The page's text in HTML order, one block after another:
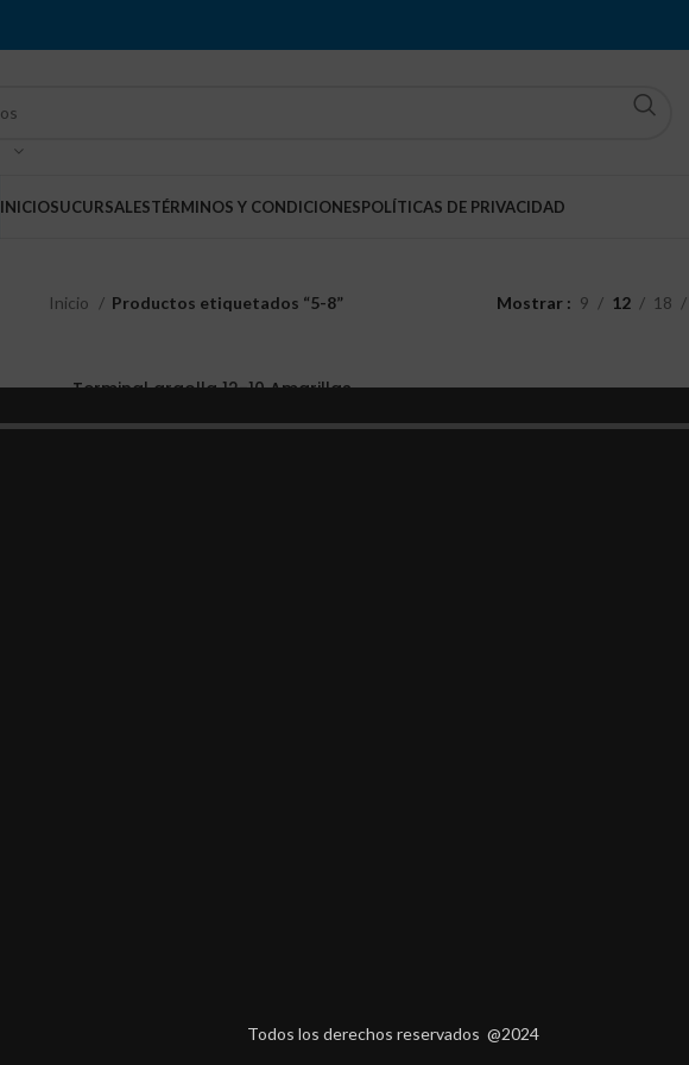
Todos los derechos reservados @2024
INICIOSUCURSALESTÉRMINOS Y CONDICIONESPOLÍTICAS DE PRIVACIDAD
Inicio Productos etiquetados “5-8” Mostrar 9 12 18
Terminal argolla 12-10 Amarillas